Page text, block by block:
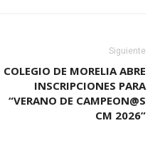
Siguiente
COLEGIO DE MORELIA ABRE
INSCRIPCIONES PARA
“VERANO DE CAMPEON@S
CM 2026”